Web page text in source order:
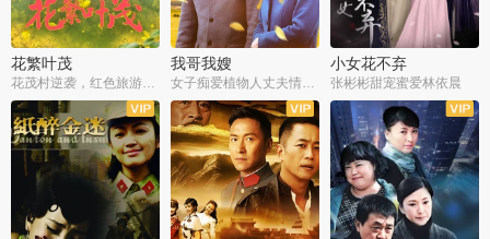
花繁叶茂
花茂村逆袭，红色旅游出圈
我哥我嫂
女子痴爱植物人丈夫情定一生
小女花不弃
张彬彬甜宠蜜爱林依晨
全42集
全35集 全32集